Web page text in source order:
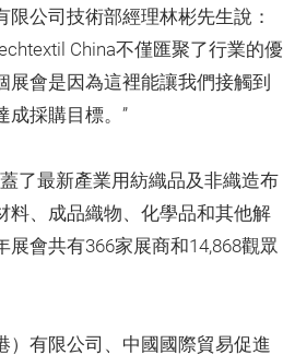
公司技術部經理林彬先生說：
China不僅匯聚了行業的優
會是因為這裡能讓我們接觸到
成採購目標。”
了最新產業用紡織品及非織造布
料、成品織物、化學品和其他解
會共有366家展商和14,868觀眾
）有限公司、中國國際貿易促進